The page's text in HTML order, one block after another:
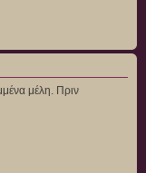
μέλη. Πριν